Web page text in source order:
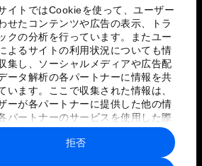
イトではCookieを使って、ユーザー
せたコンテンツや広告の表示、トラ
クの分析を行っています。またユー
よるサイトの利用状況についても情
集し、ソーシャルメディアや広告配
ータ解析の各パートナーに情報を共
います。ここで収集された情報は、
ーが各パートナーに提供した他の情
パートナーのサービスを使用した際
された情報と組み合わされ、各パー
によって使用されることがありま
拒否
シーポリシーと利用規約